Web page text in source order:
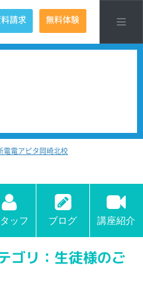
請求 無料体験
電電アピタ岡崎北校
ッフ ブログ 講座紹介
ゴリ：生徒様のご